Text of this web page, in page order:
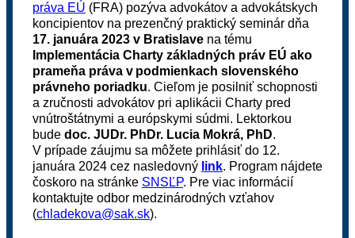
práva EÚ (FRA) pozýva advokátov a advokátskych
koncipientov na prezenčný praktický seminár dňa
17. januára 2023 v Bratislave na tému
Implementácia Charty základných práv EÚ ako
prameňa práva v podmienkach slovenského
právneho poriadku. Cieľom je posilniť schopnosti
a zručnosti advokátov pri aplikácii Charty pred
vnútroštátnymi a európskymi súdmi. Lektorkou
bude doc. JUDr. PhDr. Lucia Mokrá, PhD.
V prípade záujmu sa môžete prihlásiť do 12.
januára 2024 cez nasledovný link. Program nájdete
čoskoro na stránke SNSĽP. Pre viac informácií
kontaktujte odbor medzinárodných vzťahov
(chladekova@sak.sk).